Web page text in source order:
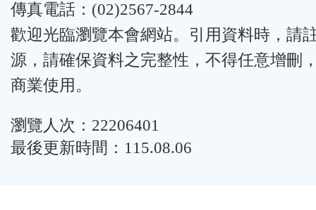
傳真電話：(02)2567-2844
歡迎光臨瀏覽本會網站。引用資料時，請
源，請確保資料之完整性，不得任意增刪
商業使用。
瀏覽人次：22206401
最後更新時間：115.08.06